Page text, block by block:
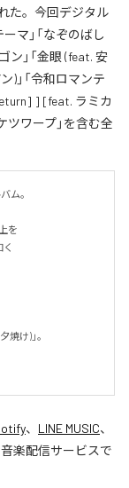
た。今回デジタル
マ」「なぞのばし
ン」「金眼 (feat. 安
)」「令和ロマンテ
] [feat. ラミカ
ツワープ」を含む全
ム。
を
け)」。
、 LINE MUSIC、
楽配信サービスで